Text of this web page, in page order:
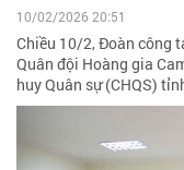
10/02/2026 20:51
Chiều 10/2, Đoàn công
Quân đội Hoàng gia
huy Quân sự (CHQS)